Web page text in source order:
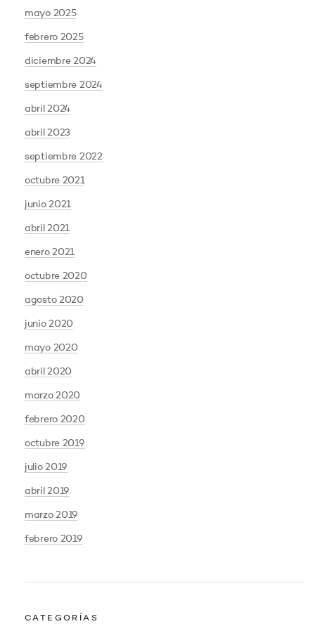
mayo 2025
febrero 2025
diciembre 2024
septiembre 2024
abril 2024
abril 2023
septiembre 2022
octubre 2021
junio 2021
abril 2021
enero 2021
octubre 2020
agosto 2020
junio 2020
mayo 2020
abril 2020
marzo 2020
febrero 2020
octubre 2019
julio 2019
abril 2019
marzo 2019
febrero 2019
CATEGORÍAS